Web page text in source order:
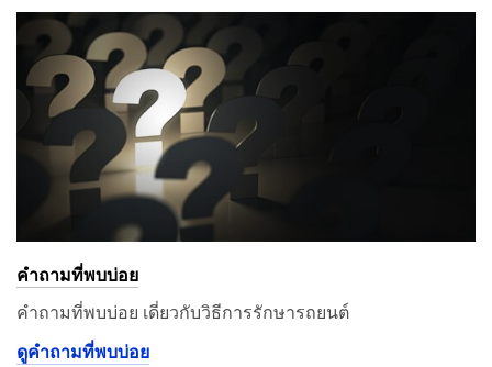
คำถามที่พบบ่อย
คำถามที่พบบ่อย เดี่ยวกับวิธีการรักษารถยนต์
ดูคำถามที่พบบ่อย